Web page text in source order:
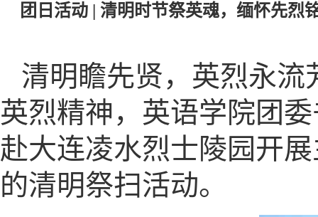
团日活动 | 清明时节祭英魂，缅怀先
清明瞻先贤，英烈永
英烈精神，英语学院团
赴大连凌水烈士陵园开
的清明祭扫活动。